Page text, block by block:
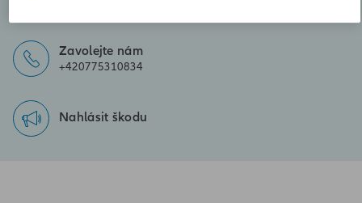
Zavolejte nám
+420775310834
Nahlásit škodu